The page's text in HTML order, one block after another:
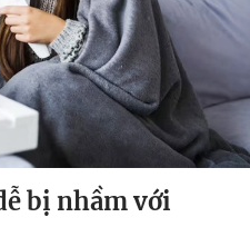
bị nhầm với